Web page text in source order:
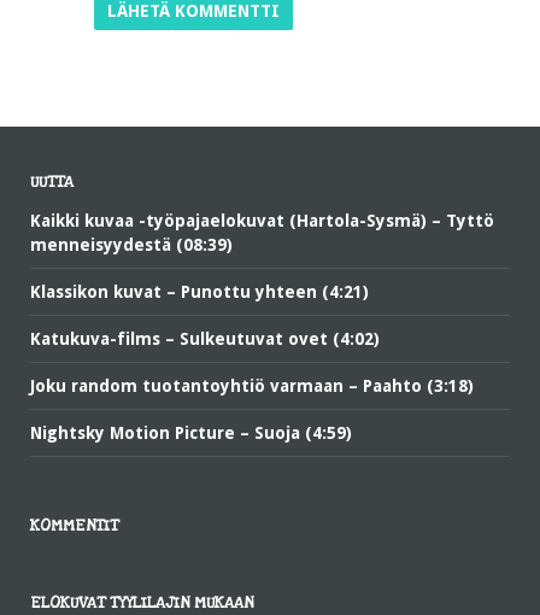
UUTTA
Kaikki kuvaa -työpajaelokuvat (Hartola-Sysmä) – Tyttö
menneisyydestä (08:39)
Klassikon kuvat – Punottu yhteen (4:21)
Katukuva-films – Sulkeutuvat ovet (4:02)
Joku random tuotantoyhtiö varmaan – Paahto (3:18)
Nightsky Motion Picture – Suoja (4:59)
KOMMENTIT
ELOKUVAT TYYLILAJIN MUKAAN